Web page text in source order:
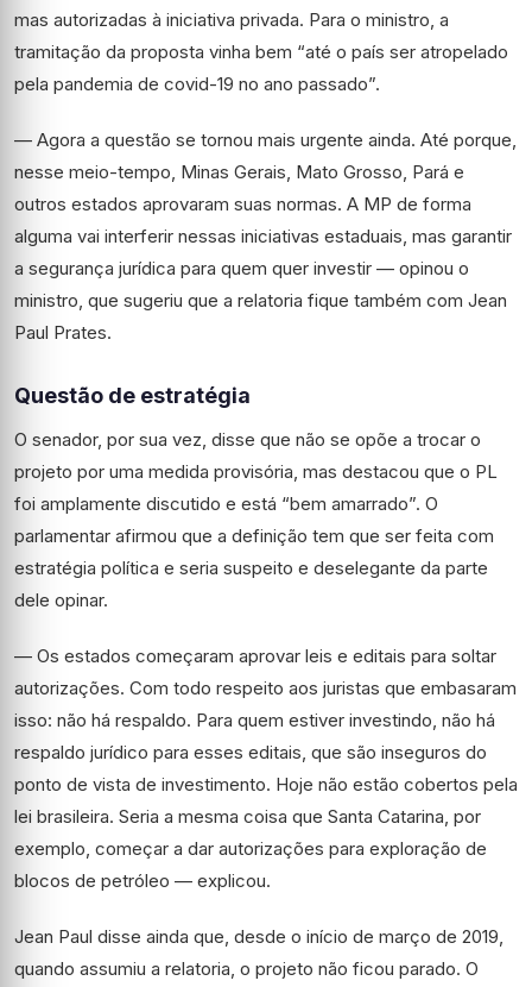
mas autorizadas à iniciativa privada. Para o ministro, a
tramitação da proposta vinha bem “até o país ser atropelado
pela pandemia de covid-19 no ano passado”.
— Agora a questão se tornou mais urgente ainda. Até porque,
nesse meio-tempo, Minas Gerais, Mato Grosso, Pará e
outros estados aprovaram suas normas. A MP de forma
alguma vai interferir nessas iniciativas estaduais, mas garantir
a segurança jurídica para quem quer investir — opinou o
ministro, que sugeriu que a relatoria fique também com Jean
Paul Prates.
Questão de estratégia
O senador, por sua vez, disse que não se opõe a trocar o
projeto por uma medida provisória, mas destacou que o PL
foi amplamente discutido e está “bem amarrado”. O
parlamentar afirmou que a definição tem que ser feita com
estratégia política e seria suspeito e deselegante da parte
dele opinar.
— Os estados começaram aprovar leis e editais para soltar
autorizações. Com todo respeito aos juristas que embasaram
isso: não há respaldo. Para quem estiver investindo, não há
respaldo jurídico para esses editais, que são inseguros do
ponto de vista de investimento. Hoje não estão cobertos pela
lei brasileira. Seria a mesma coisa que Santa Catarina, por
exemplo, começar a dar autorizações para exploração de
blocos de petróleo — explicou.
Jean Paul disse ainda que, desde o início de março de 2019,
quando assumiu a relatoria, o projeto não ficou parado. O